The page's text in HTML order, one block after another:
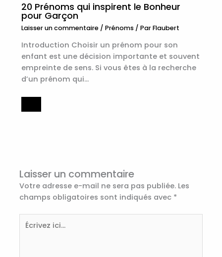
20 Prénoms qui inspirent le Bonheur
pour Garçon
Laisser un commentaire / Prénoms / ParFlaubert
Introduction Choisir un prénom pour son
enfant est une décision importante et souvent
empreinte de sens. Si vous êtes à la recherche
d’un prénom qui…
Laisser un commentaire
Votre adresse e-mail ne sera pas publiée. Les
champs obligatoires sont indiqués avec *
Écrivez
ici…